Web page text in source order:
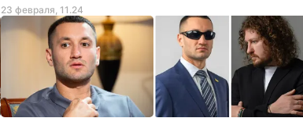
23 февраля, 11.24